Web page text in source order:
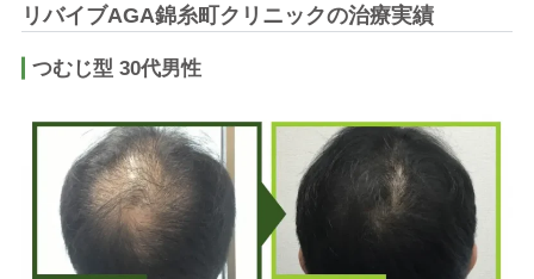
リバイブAGA錦糸町クリニックの治療実績
つむじ型 30代男性